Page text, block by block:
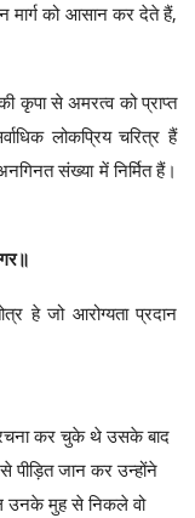
मार्ग को आसान कर देते हैं,
कृपा से अमरत्व को प्राप्त
लोकप्रिय चरित्र हैं
संख्या में निर्मित हैं।
हे जो आरोग्यता प्रदान
कर चुके थे उसके बाद
पीड़ित जान कर उन्होंने
उनके मुह से निकले वो